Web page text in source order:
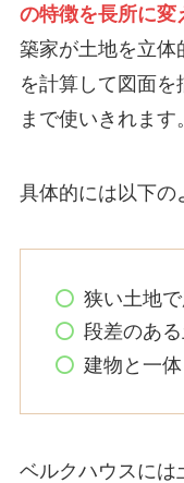
の特徴を長所に変
築家が土地を立体
を計算して図面
まで使いきれます。
具体的には以下の
狭い土地
段差のあ
建物と一
ベルクハウスには